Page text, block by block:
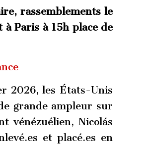
rassemblements le
Paris à 15h place de
2026, les États-Unis
grande ampleur sur
vénézuélien, Nicolás
et placé.es en